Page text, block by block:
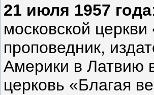
21 июля 1957 года
московской
проповедник,
Америки в Латвию
церковь «Благая